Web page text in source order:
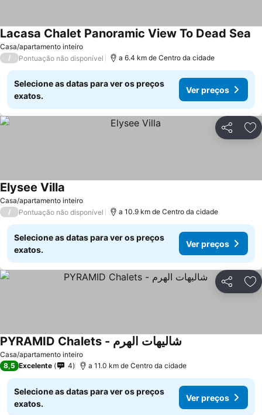
Casa/apartamento inteiro
Lacasa Chalet Panoramic View To Dead Sea
/ Pontuação não disponível a 6.4 km de Centro da cidade
Selecione as datas para ver os preços
exatos.
Ver preços
Partilhar
Casa/apartamento inteiro
Elysee Villa
/ Pontuação não disponível a 10.9 km de Centro da cidade
Selecione as datas para ver os preços
exatos.
Ver preços
Partilhar
Casa/apartamento inteiro
PYRAMID Chalets - شاليهات الهرم
8,5 Excelente 4 a 11.0 km de Centro da cidade
Selecione as datas para ver os preços
exatos.
Ver preços